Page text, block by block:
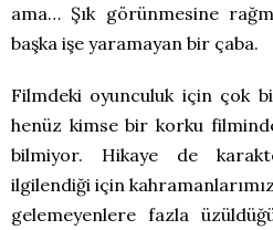
ama… Şık görünmesine
başka işe yaramayan bir çaba.
Filmdeki oyunculuk için çok
henüz kimse bir korku
bilmiyor. Hikaye de
ilgilendiği için
gelemeyenlere fazla